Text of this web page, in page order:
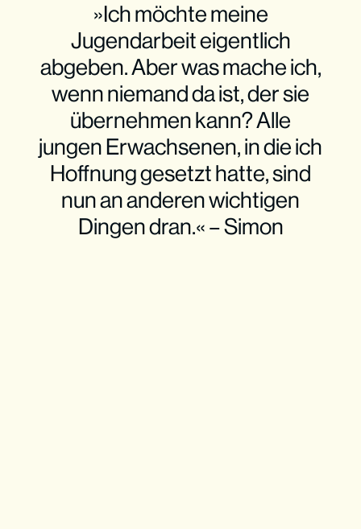
»Ich möchte meine
Jugendarbeit eigentlich
abgeben. Aber was mache ich,
wenn niemand da ist, der sie
übernehmen kann? Alle
jungen Erwachsenen, in die ich
Hoffnung gesetzt hatte, sind
nun an anderen wichtigen
Dingen dran.« – Simon